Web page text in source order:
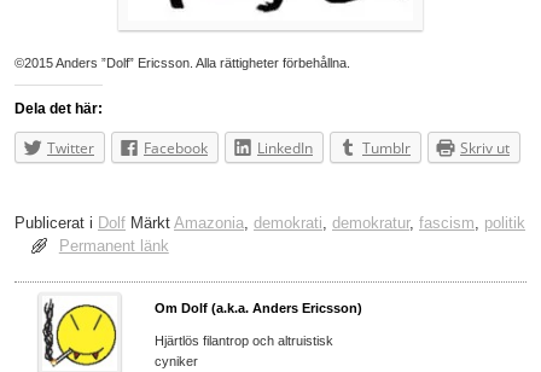
©2015 Anders ”Dolf” Ericsson. Alla rättigheter förbehållna.
Dela det här:
Twitter Facebook LinkedIn Tumblr Skriv ut
Publicerat i Dolf Märkt Amazonia demokrati demokratur, fascism
politik
Permanent länk
Om Dolf (a.k.a. Anders Ericsson)
Hjärtlös filantrop och altruistisk
cyniker